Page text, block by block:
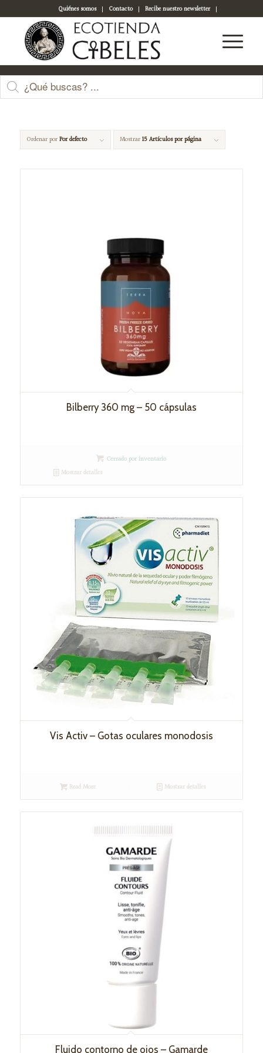
Quiénes somos Contacto
Recibe nuestro newsletter
Acceso a tu cuenta
ojos
Ordenar porPor defecto Mostrar15 Artículos por página
Bilberry 360 mg – 50 cápsulas
Cerrado por inventario
Mostrar detalles
Vis Activ – Gotas oculares monodosis
Read More Mostrar detalles
Fluido contorno de ojos – Gamarde